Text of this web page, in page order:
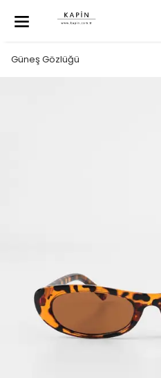
Güneş Gözlüğü